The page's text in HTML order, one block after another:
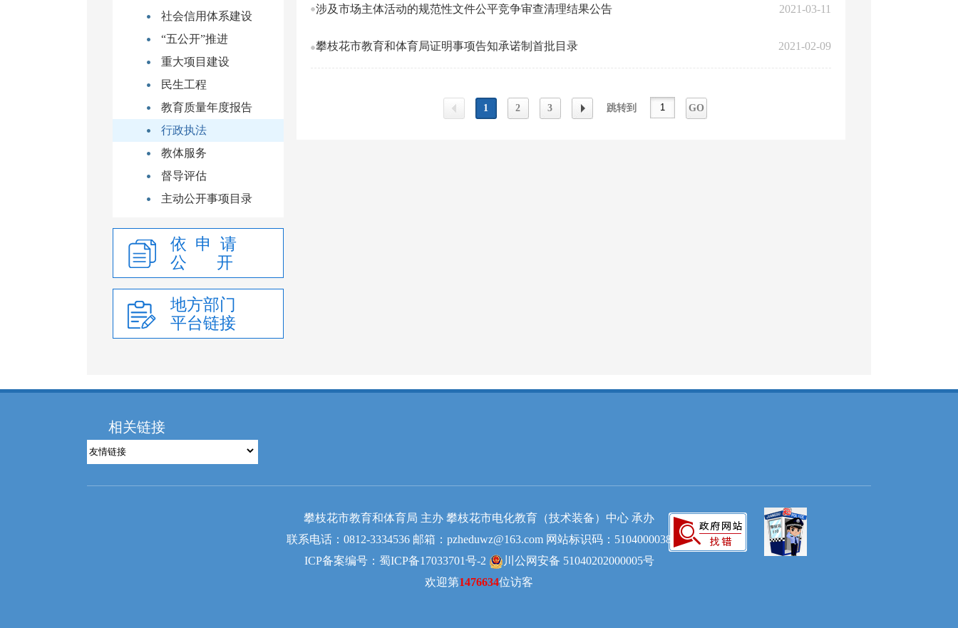
社会信用体系建设
“五公开”推进
重大项目建设
民生工程
教育质量年度报告
行政执法
教体服务
督导评估
主动公开事项目录
依 申 请
公 开
地方部门
平台链接
涉及市场主体活动的规范性文件公平竞争审查清理结果公告 2021-03-11
攀枝花市教育和体育局证明事项告知承诺制首批目录 2021-02-09
1 2 3 跳转到 GO
相关链接
攀枝花市教育和体育局 主办 攀枝花市电化教育（技术装备）中心 承办
联系电话：0812-3334536 邮箱：pzheduwz@163.com 网站标识码：5104000038
ICP备案编号：蜀ICP备17033701号-2
川公网安备 51040202000005号
欢迎第1476634位访客